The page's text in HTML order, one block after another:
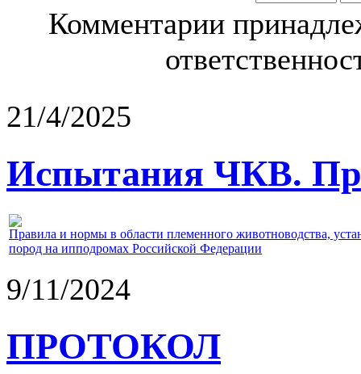
Комментарии
21/4/2025
Испытания ЧКВ.
Правила и нормы в области племенного животноводства,
пород на ипподромах Российской Федерации
9/11/2024
ПРОТОКОЛ